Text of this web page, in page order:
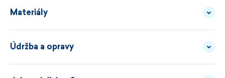
Tenhle svetr si nehraje na přísné linie.
KAMA 5061 má volnější dámský střih, výstřih do U a
originální plastický vzor, který dává jednobarevnému
Materiály
PŘÍZE - 100% MERINO
VLNA
Údržba a opravy